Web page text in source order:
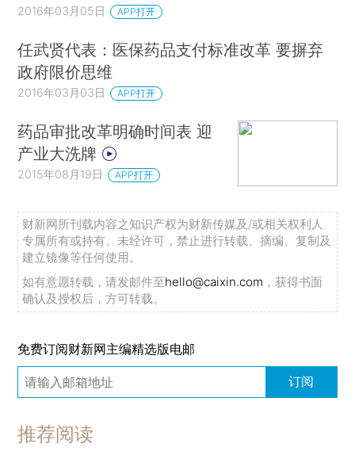
2016年03月05日 APP打开
任武贤代表：医保药品支付标准改革 要摒弃
政府限价思维
2016年03月03日 APP打开
药品审批改革明确时间表 迎
产业大洗牌
2015年08月19日 APP打开
财新网所刊载内容之知识产权为财新传媒及/或相关权利人
专属所有或持有。未经许可，禁止进行转载、摘编、复制及
建立镜像等任何使用。
如有意愿转载，请发邮件至hello@caixin.com ，获得书面
确认及授权后，方可转载。
免费订阅财新网主编精选版电邮
订阅
推荐阅读